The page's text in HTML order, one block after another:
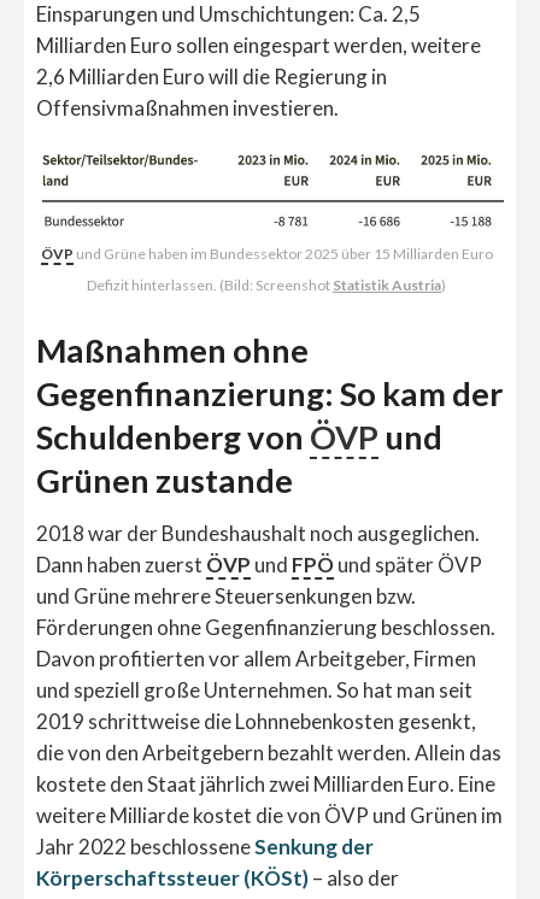
Einsparungen und Umschichtungen: Ca. 2,5
Milliarden Euro sollen eingespart werden, weitere
2,6 Milliarden Euro will die Regierung in
Offensivmaßnahmen investieren.
ÖVP und Grüne haben im Bundessektor 2025 über 15 Milliarden Euro
Defizit hinterlassen. (Bild: Screenshot Statistik Austria)
Maßnahmen ohne
Gegenfinanzierung: So kam der
Schuldenberg von ÖVP und
Grünen zustande
2018 war der Bundeshaushalt noch ausgeglichen.
Dann haben zuerst ÖVP und FPÖund später ÖVP
und Grüne mehrere Steuersenkungen bzw.
Förderungen ohne Gegenfinanzierung beschlossen.
Davon profitierten vor allem Arbeitgeber, Firmen
und speziell große Unternehmen. So hat man seit
2019 schrittweise die Lohnnebenkosten gesenkt,
die von den Arbeitgebern bezahlt werden. Allein das
kostete den Staat jährlich zwei Milliarden Euro. Eine
weitere Milliarde kostet die von ÖVP und Grünen im
Jahr 2022 beschlosseneSenkung der
Körperschaftssteuer (KÖSt)– also der